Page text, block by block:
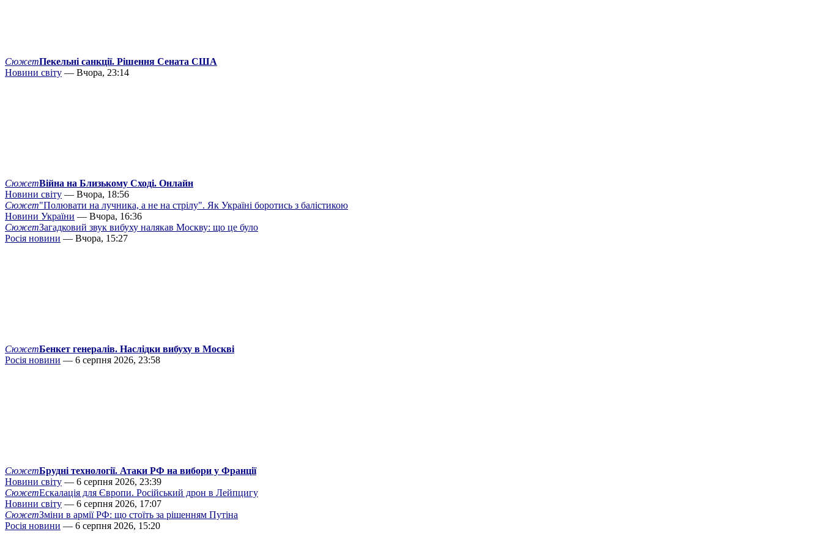
СюжетПекельні санкції. Рішення Сената США
Новини світу — Вчора, 23:14
СюжетВійна на Близькому Сході. Онлайн
Новини світу — Вчора, 18:56
Сюжет"Полювати на лучника, а не на стрілу". Як Україні боротись з балістикою
Новини України — Вчора, 16:36
СюжетЗагадковий звук вибуху налякав Москву: що це було
Росія новини — Вчора, 15:27
СюжетБенкет генералів. Наслідки вибуху в Москві
Росія новини — 6 серпня 2026, 23:58
СюжетБрудні технології. Атаки РФ на вибори у Франції
Новини світу — 6 серпня 2026, 23:39
СюжетЕскалація для Європи. Російський дрон в Лейпцигу
Новини світу — 6 серпня 2026, 17:07
СюжетЗміни в армії РФ: що стоїть за рішенням Путіна
Росія новини — 6 серпня 2026, 15:20